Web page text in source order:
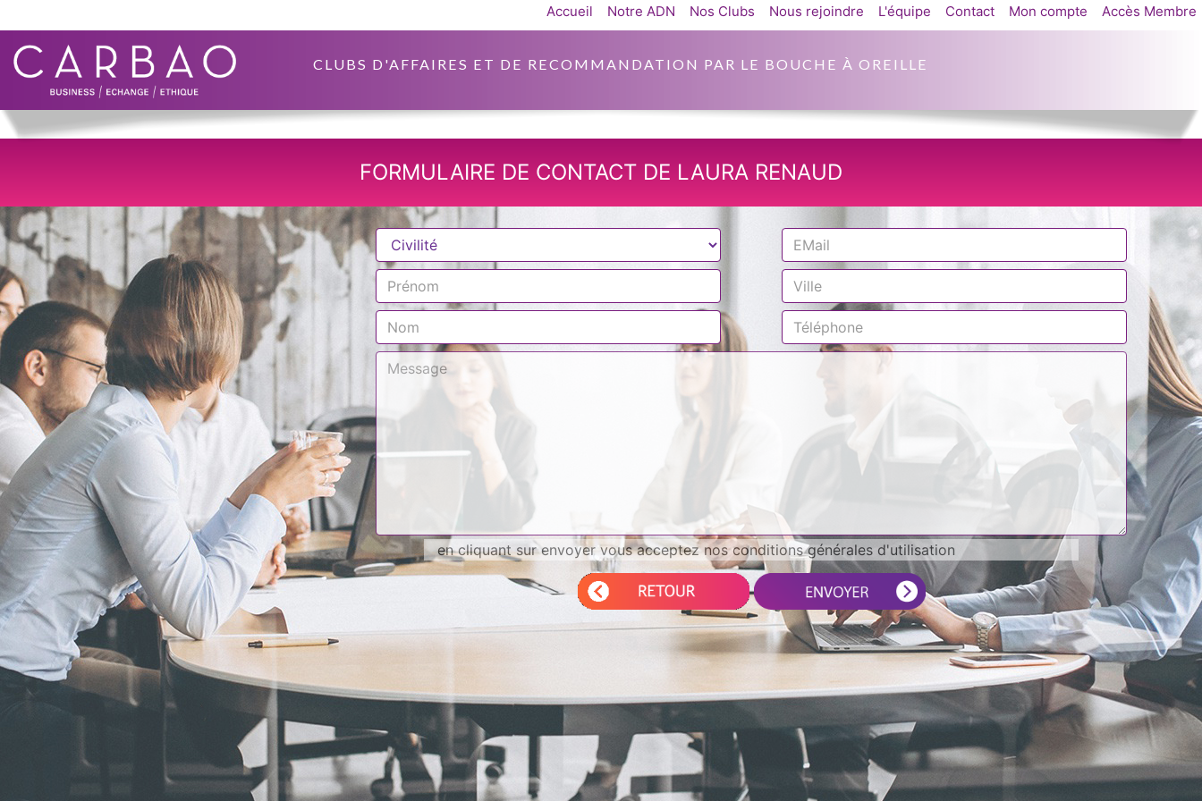
CLUBS D'AFFAIRES ET DE RECOMMANDATION PAR LE BOUCHE À OREILLE
Accueil Notre ADN Nos Clubs Nous rejoindre L'équipe Contact Mon compte Accès Membre
FORMULAIRE DE CONTACT DE LAURA RENAUD
en cliquant sur envoyer vous acceptez nos conditions générales d'utilisation